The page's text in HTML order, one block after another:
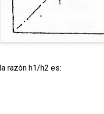
razón h1/h2 es: